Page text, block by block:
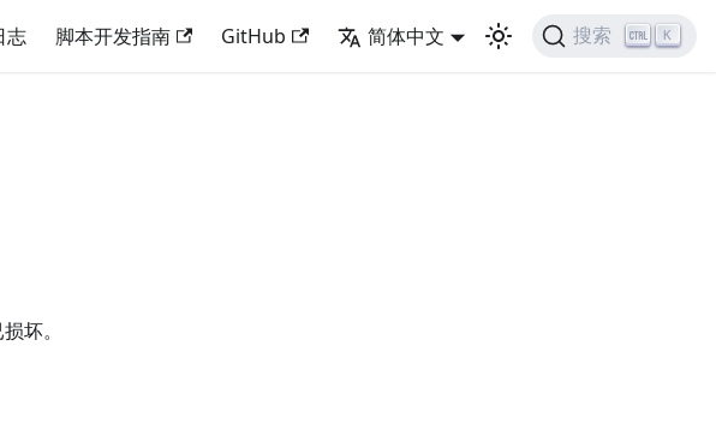
志 脚本开发指南 GitHub 简体中文 搜索 K
坏。